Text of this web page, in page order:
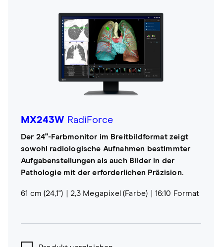
MX243W RadiForce
Der 24"-Farbmonitor im Breitbildformat zeigt
sowohl radiologische Aufnahmen bestimmter
Aufgabenstellungen als auch Bilder in der
Pathologie mit der erforderlichen Präzision.
61 cm (24,1") 2,3 Megapixel (Farbe) 16:10 Format